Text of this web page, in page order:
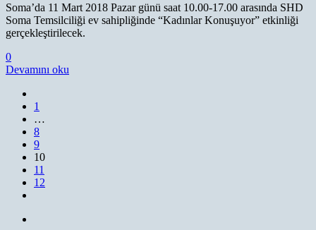
Soma’da 11 Mart 2018 Pazar günü saat 10.00-17.00 arasında SHD
Soma Temsilciliği ev sahipliğinde “Kadınlar Konuşuyor” etkinliği
gerçekleştirilecek.
0
Devamını oku
1
…
8
9
10
11
12